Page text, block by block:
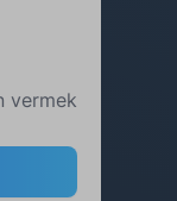
vermek